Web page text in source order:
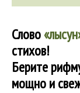
Слово
стихов!
Берите
мощно и